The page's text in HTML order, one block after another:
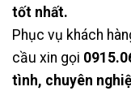
tốt nhất.
Phục vụ khách
cầu xin gọi
tình, chuyên